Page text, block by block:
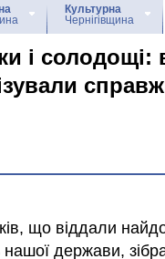
Культурна
Чернігівщина
і солодощі:
що віддали
нашої держави,